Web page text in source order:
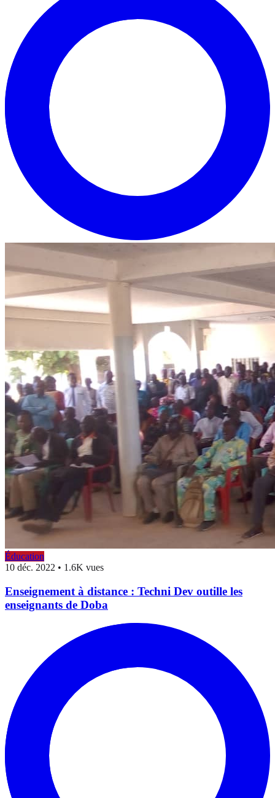
Éducation
10 déc. 2022 • 1.6K vues
Enseignement à distance : Techni Dev outille les
enseignants de Doba